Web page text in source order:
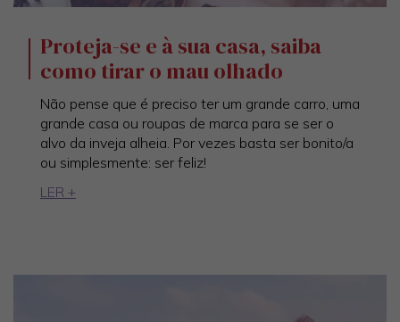
Proteja-se e à sua casa, saiba
como tirar o mau olhado
Não pense que é preciso ter um grande carro, uma
grande casa ou roupas de marca para se ser o
alvo da inveja alheia. Por vezes basta ser bonito/a
ou simplesmente: ser feliz!
LER +